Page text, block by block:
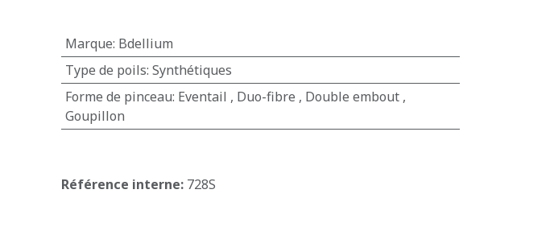
Marque: Bdellium
Type de poils: Synthétiques
Forme de pinceau: Eventail , Duo-fibre , Double embout,
Goupillon
Référence interne: 728S